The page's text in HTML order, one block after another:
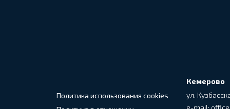
Политика использования cookies
Кемерово
ул.
e-mail: